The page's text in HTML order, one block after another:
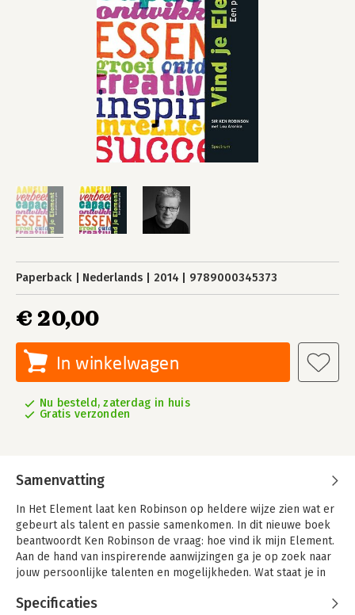
Paperback Nederlands 2014 9789000345373
€ 20,00
In winkelwagen
Nu besteld, zaterdag in huis
Gratis verzonden
Samenvatting
In Het Element laat ken Robinson op heldere wijze zien wat er
gebeurt als talent en passie samenkomen. In dit nieuwe boek
beantwoordt Ken Robinson de vraag: hoe vind ik mijn Element.
Aan de hand van inspirerende aanwijzingen ga je op zoek naar
jouw persoonlijke talenten en mogelijkheden. Wat staat je in
in deze economisch moeilijke tijden is het van belang dat je de
Specificaties